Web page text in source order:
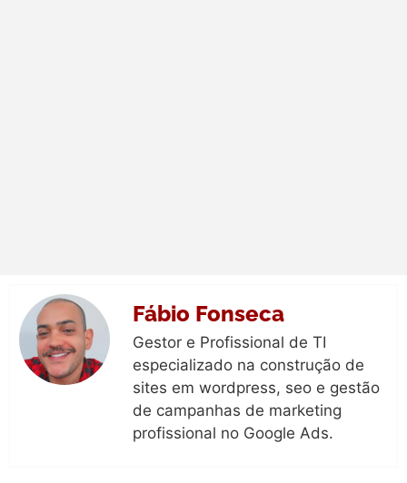
Fábio Fonseca
Gestor e Profissional de TI
especializado na construção de
sites em wordpress, seo e gestão
de campanhas de marketing
profissional no Google Ads.